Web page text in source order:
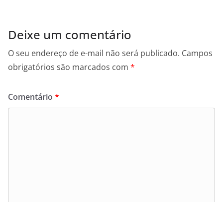
Deixe um comentário
O seu endereço de e-mail não será publicado. Campos
obrigatórios são marcados com *
Comentário *